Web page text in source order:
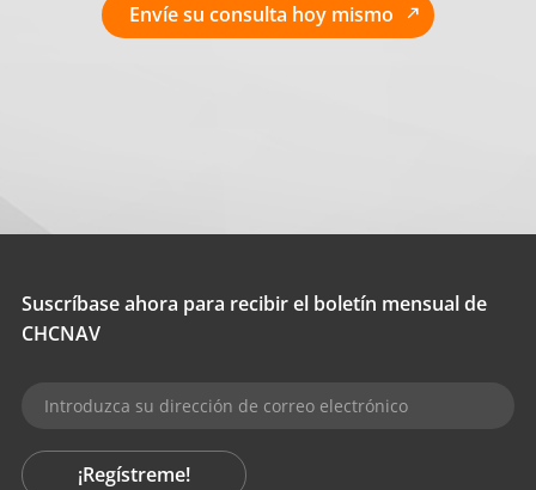
Envíe su consulta hoy mismo
Suscríbase ahora para recibir el boletín mensual de
CHCNAV
¡Regístreme!